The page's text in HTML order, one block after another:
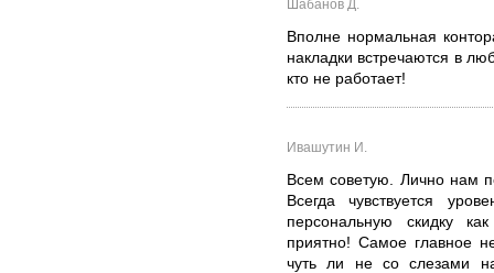
Шабанов Д.
Вполне нормальная
накладки встречаются в
кто не работает!
Ивашутин И.
Всем советую. Лично нам
Всегда чувствуется
персональную скидку
приятно! Самое главное
чуть ли не со слезами